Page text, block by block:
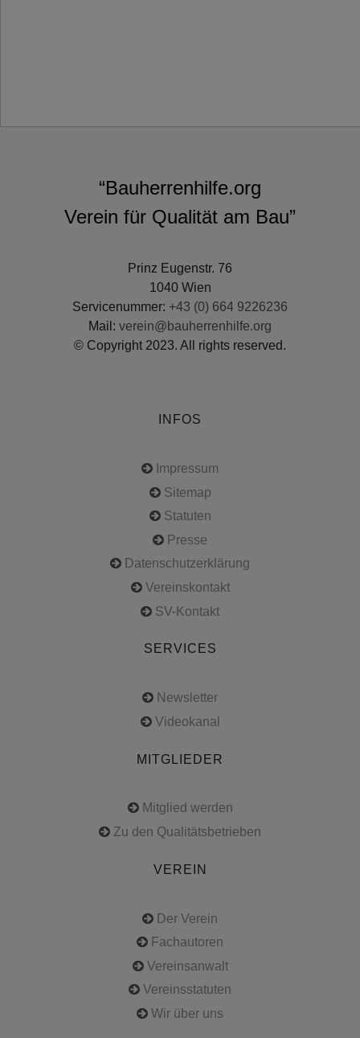
“Bauherrenhilfe.org
Verein für Qualität am Bau”
Prinz Eugenstr. 76
1040 Wien
Servicenummer: +43 (0) 664 9226236
Mail: verein@bauherrenhilfe.org
© Copyright 2023. All rights reserved.
INFOS
Impressum
Sitemap
Statuten
Presse
Datenschutzerklärung
Vereinskontakt
SV-Kontakt
SERVICES
Newsletter
Videokanal
MITGLIEDER
Mitglied werden
Zu den Qualitätsbetrieben
VEREIN
Der Verein
Fachautoren
Vereinsanwalt
Vereinsstatuten
Wir über uns